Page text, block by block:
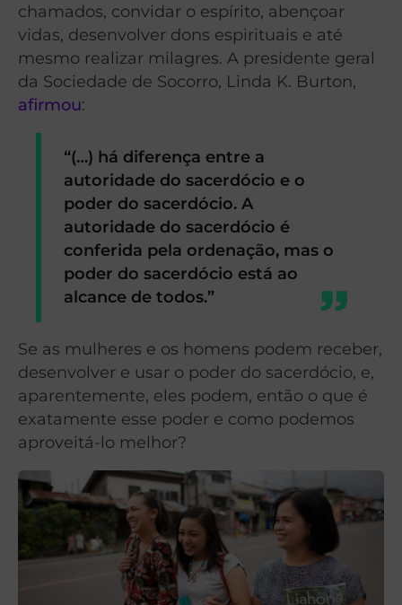
chamados, convidar o espírito, abençoar
vidas, desenvolver dons espirituais e até
mesmo realizar milagres. A presidente geral
da Sociedade de Socorro, Linda K. Burton,
afirmou:
“(…) há diferença entre a
autoridade do sacerdócio e o
poder do sacerdócio. A
autoridade do sacerdócio é
conferida pela ordenação, mas o
poder do sacerdócio está ao
alcance de todos.”
Se as mulheres e os homens podem receber,
desenvolver e usar o poder do sacerdócio, e,
aparentemente, eles podem, então o que é
exatamente esse poder e como podemos
aproveitá-lo melhor?